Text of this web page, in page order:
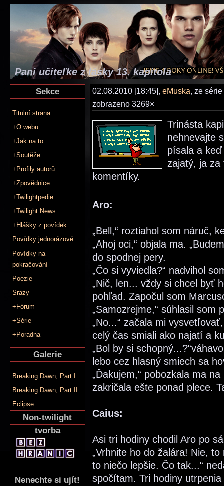
Pani učiteľke z lásky 13. kapitola
Sekce
Titulní strana
+O webu
+Jak na to
+Soutěže
+Profily autorů
+Zpovědnice
+Twilightpedie
+Twilight News
+Hlášky z povídek
Povídky jednorázové
Povídky na
pokračování
Poezie
Srazy
+Fórum
+Série
+Poradna
Galerie
Breaking Dawn, Part I.
Breaking Dawn, Part II.
Eclipse
Non-twilight
tvorba
Nenechte si ujít!
02.08.2010 [18:45], eMuska, ze série
zobrazeno 3269×
Trinásta
nehnevajte
písala a
zajatý, ja
komentíky.
Aro:
„Bell,“ roztiahol som náruč,
„Ahoj oci,“ objala ma.
do spodnej pery.
„Čo si vyviedla?“ nadvihol
„Nič, len... vždy si chcel byť
pohľad. Započul som
„Samozrejme,“ súhlasil som
„No...“ začala mi
celý čas smiali ako najatí a
„Bol by si
lebo cez hlasný smiech sa
„Ďakujem,“ pobozkala ma
zakričala ešte ponad plece.
Caius:
Asi tri hodiny chodil Aro po
„Vrhnite ho do žalára! Nie,
to niečo lepšie. Čo tak...“
spočítam. Tri hodiny